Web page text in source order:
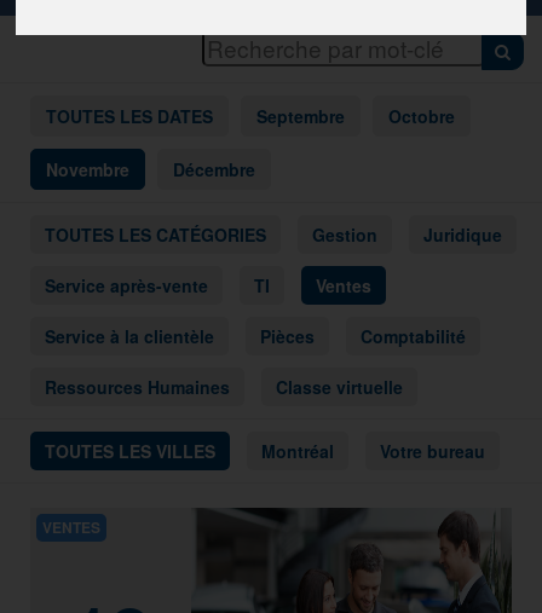
TOUTES LES DATES Septembre Octobre
Novembre Décembre
TOUTES LES CATÉGORIES Gestion Juridique
Service après-vente TI Ventes
Service à la clientèle Pièces Comptabilité
Ressources Humaines Classe virtuelle
TOUTES LES VILLES Montréal Votre bureau
VENTES